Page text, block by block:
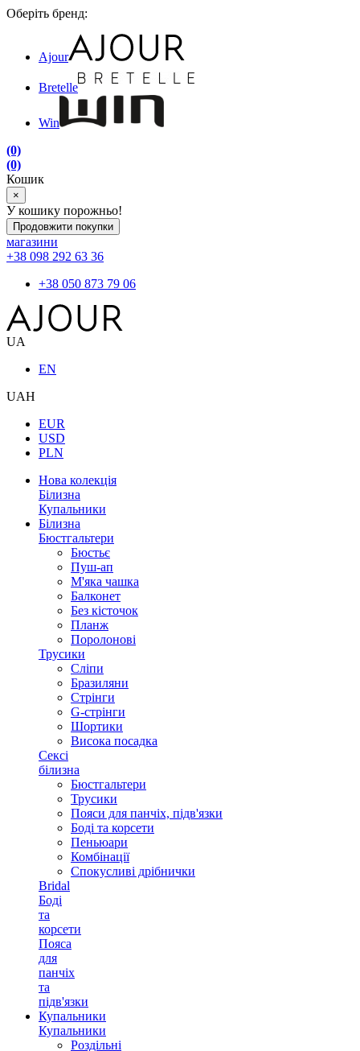
Оберіть бренд:
Ajour
Bretelle
Win
(0)
(0)
Кошик
×
У кошику порожньо!
Продовжити покупки
магазини
+38 098 292 63 36
+38 050 873 79 06
UA
EN
UAH
EUR
USD
PLN
Нова колекція
Білизна
Купальники
Білизна
Бюстгальтери
Бюстьє
Пуш-ап
М'яка чашка
Балконет
Без кісточок
Планж
Поролонові
Трусики
Сліпи
Бразиляни
Стрінги
G-стрінги
Шортики
Висока посадка
Сексі
білизна
Бюстгальтери
Трусики
Пояси для панчіх, підв'язки
Боді та корсети
Пеньюари
Комбінації
Спокусливі дрібнички
Bridal
Боді
та
корсети
Пояса
для
панчіх
та
підв'язки
Купальники
Купальники
Роздільні